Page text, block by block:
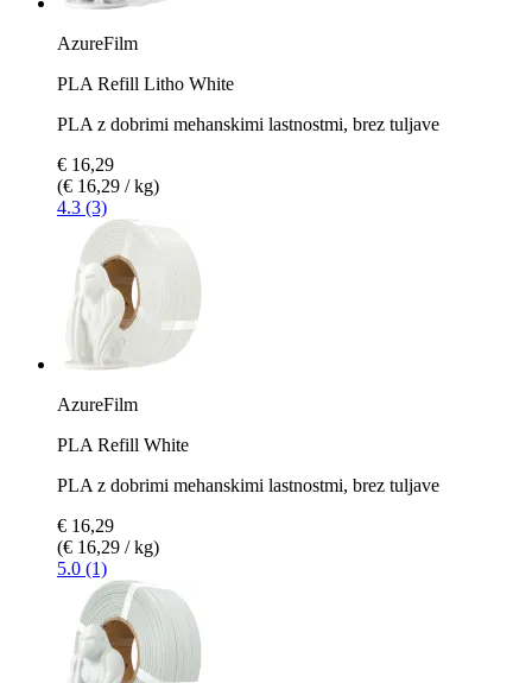
AzureFilm
PLA Refill Litho White
PLA z dobrimi mehanskimi lastnostmi, brez tuljave
€ 16,29
(€ 16,29 / kg)
4.3 (3)
AzureFilm
PLA Refill White
PLA z dobrimi mehanskimi lastnostmi, brez tuljave
€ 16,29
(€ 16,29 / kg)
5.0 (1)